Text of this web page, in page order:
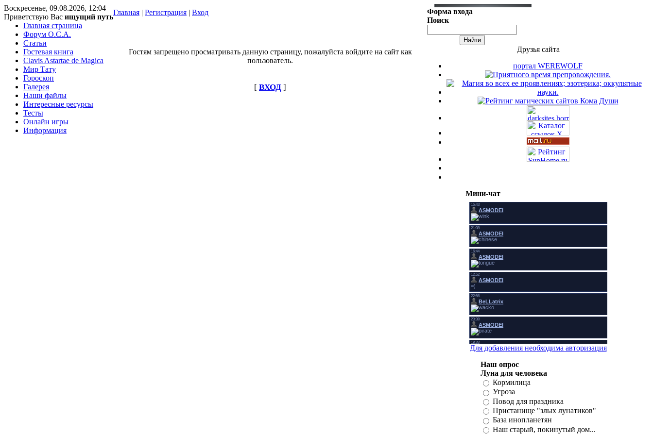
Воскресенье, 09.08.2026, 12:04
Приветствую Вас ищущий путь
Главная | Регистрация | Вход
Главная страница
Форум O.C.A.
Статьи
Гостевая книга
Clavis Astartae de Magica
Мир Тату
Гороскоп
Галерея
Наши файлы
Интересные ресурсы
Тесты
Онлайн игры
Информация
Гостям запрещено просматривать данную страницу, пожалуйста войдите на сайт как
пользователь.
[ ВХОД ]
Форма входа
Поиск
Друзья сайта
портал WEREWOLF
Мини-чат
Для добавления необходима авторизация
Наш опрос
Луна для человека
Кормилица
Угроза
Повод для праздника
Пристанище "злых лунатиков"
База инопланетян
Наш старый, покинутый дом...